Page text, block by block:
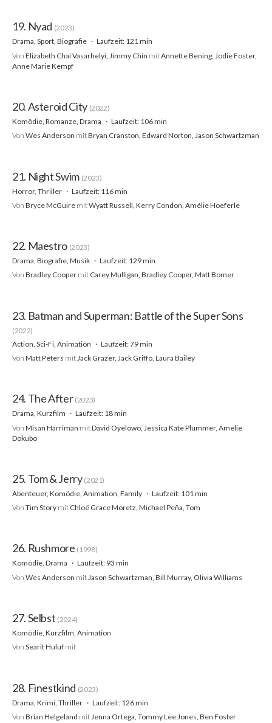
19. Nyad (2023)
Drama, Sport, Biografie
Laufzeit: 121 min
Von Elizabeth Chai Vasarhelyi, Jimmy Chin mitAnnette Bening, Jodie Foster,
Anne Marie Kempf
20. Asteroid City (2022)
Komödie, Romanze, Drama
Laufzeit: 106 min
Von Wes Anderson mitBryan Cranston, Edward Norton, Jason Schwartzman
21. Night Swim (2023)
Horror, Thriller
Laufzeit: 116 min
Von Bryce McGuire mitWyatt Russell, Kerry Condon, Amélie Hoeferle
22. Maestro (2023)
Drama, Biografie, Musik
Laufzeit: 129 min
Von Bradley Cooper mit Carey Mulligan, Bradley Cooper, Matt Bomer
23. Batman and Superman: Battle of the Super Sons
(2022)
Action, Sci-Fi, Animation
Laufzeit: 79 min
Von Matt Peters mit Jack Grazer, Jack Griffo, Laura Bailey
24. The After (2023)
Drama, Kurzfilm
Laufzeit: 18 min
Von Misan Harriman mitDavid Oyelowo, Jessica Kate Plummer, Amelie
Dokubo
25. Tom & Jerry (2021)
Abenteuer, Komödie, Animation, Family
Laufzeit: 101 min
Von Tim Story mit Chloë Grace Moretz, Michael Peña, Tom
26. Rushmore (1998)
Komödie, Drama
Laufzeit: 93 min
Von Wes Anderson mit Jason Schwartzman, Bill Murray, Olivia Williams
27. Selbst (2024)
Komödie, Kurzfilm, Animation
Von Searit Huluf mit
28. Finestkind (2023)
Drama, Krimi, Thriller
Laufzeit: 126 min
Von Brian Helgeland mit Jenna Ortega, Tommy Lee Jones, Ben Foster